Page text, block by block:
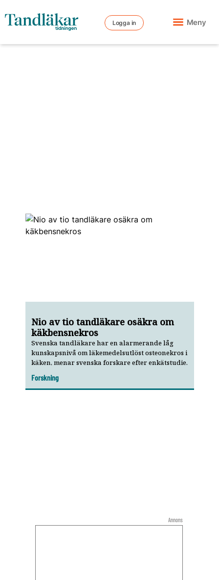
Logga in Meny
Nio av tio tandläkare osäkra om
käkbensnekros
Svenska tandläkare har en alarmerande låg
kunskapsnivå om läkemedelsutlöst osteonekros i
käken, menar svenska forskare efter enkätstudie.
Forskning
Annons